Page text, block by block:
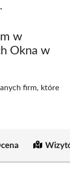
w
Okna w
firm, które